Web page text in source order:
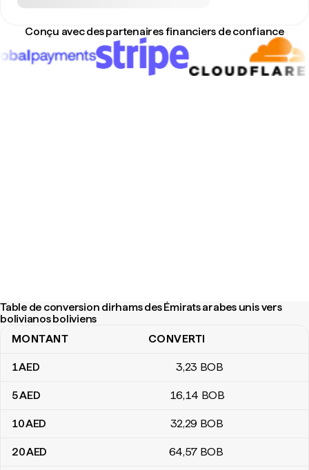
Conçu avec des partenaires financiers de confiance
Table de conversion dirhams des Émirats arabes unis vers
bolivianos boliviens
Table de conversion dirhams des Émirats arabes unis vers
MONTANT CONVERTI
1AED 3,23 BOB
5AED 16,14 BOB
10AED 32,29 BOB
20AED 64,57 BOB